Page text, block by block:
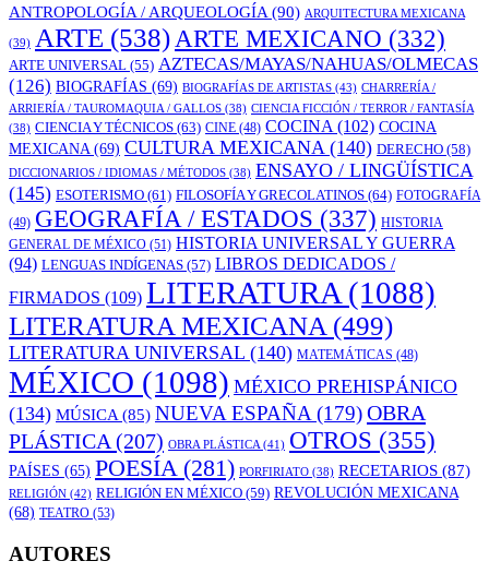
ANTROPOLOGÍA / ARQUEOLOGÍA (90) ARQUITECTURA MEXICANA
(39) ARTE (538) ARTE MEXICANO (332)
ARTE UNIVERSAL (55) AZTECAS/MAYAS/NAHUAS/OLMECAS
(126) BIOGRAFÍAS (69) BIOGRAFÍAS DE ARTISTAS (43) CHARRERÍA /
ARRIERÍA / TAUROMAQUIA / GALLOS (38) CIENCIA FICCIÓN / TERROR / FANTASÍA
(38) CIENCIA Y TÉCNICOS (63) CINE (48) COCINA (102) COCINA
MEXICANA (69) CULTURA MEXICANA (140) DERECHO (58)
DICCIONARIOS / IDIOMAS / MÉTODOS (38) ENSAYO / LINGÜÍSTICA
(145) ESOTERISMO (61) FILOSOFÍA Y GRECOLATINOS (64) FOTOGRAFÍA
(49) GEOGRAFÍA / ESTADOS (337) HISTORIA
GENERAL DE MÉXICO (51) HISTORIA UNIVERSAL Y GUERRA
(94) LENGUAS INDÍGENAS (57) LIBROS DEDICADOS /
FIRMADOS (109) LITERATURA (1088)
LITERATURA MEXICANA (499)
LITERATURA UNIVERSAL (140) MATEMÁTICAS (48)
MÉXICO (1098) MÉXICO PREHISPÁNICO
(134) MÚSICA (85) NUEVA ESPAÑA (179)OBRA
PLÁSTICA (207) OBRA PLÁSTICA (41) OTROS (355)
PAÍSES (65) POESÍA(281) PORFIRIATO (38) RECETARIOS (87)
RELIGIÓN (42) RELIGIÓN EN MÉXICO (59) REVOLUCIÓN MEXICANA
(68) TEATRO (53)
AUTORES